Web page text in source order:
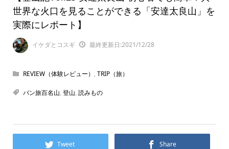
世界な火口を見ることができる「安達太良山」を
実際にレポート】
イケダとコスギ 最終更新日:2021/12/28
REVIEW（体験レビュー） , TRIP（旅）
バン旅百名山, 登山, 読みもの
Tweet Share